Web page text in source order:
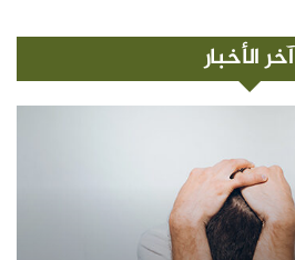
آخر الأخبار